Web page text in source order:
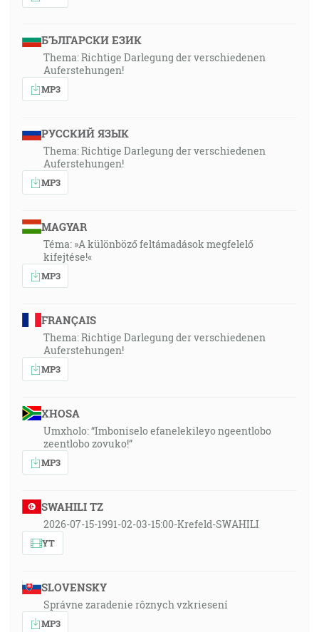
БЪЛГАРСКИ ЕЗИК
Thema: Richtige Darlegung der verschiedenen
Auferstehungen!
MP3
РУССКИЙ ЯЗЫК
Thema: Richtige Darlegung der verschiedenen
Auferstehungen!
MP3
MAGYAR
Téma: »A különböző feltámadások megfelelő
kifejtése!«
MP3
FRANÇAIS
Thema: Richtige Darlegung der verschiedenen
Auferstehungen!
MP3
XHOSA
Umxholo: “Imboniselo efanelekileyo ngeentlobo
zeentlobo zovuko!”
MP3
SWAHILI TZ
2026-07-15-1991-02-03-15:00-Krefeld-SWAHILI
YT
SLOVENSKY
Správne zaradenie rôznych vzkriesení
MP3